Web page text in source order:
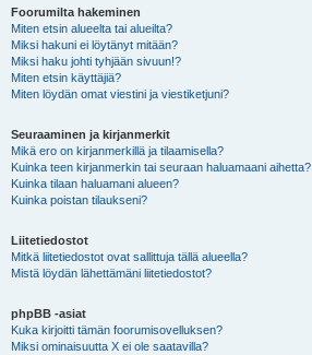
Foorumilta hakeminen
Miten etsin alueelta tai alueilta?
Miksi hakuni ei löytänyt mitään?
Miksi haku johti tyhjään sivuun!?
Miten etsin käyttäjiä?
Miten löydän omat viestini ja viestiketjuni?
Seuraaminen ja kirjanmerkit
Mikä ero on kirjanmerkillä ja tilaamisella?
Kuinka teen kirjanmerkin tai seuraan haluamaani aihetta?
Kuinka tilaan haluamani alueen?
Kuinka poistan tilaukseni?
Liitetiedostot
Mitkä liitetiedostot ovat sallittuja tällä alueella?
Mistä löydän lähettämäni liitetiedostot?
phpBB -asiat
Kuka kirjoitti tämän foorumisovelluksen?
Miksi ominaisuutta X ei ole saatavilla?